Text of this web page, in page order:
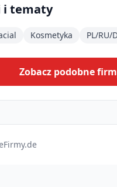
i tematy
Kosmetyka PL/RU/
Zobacz podobne